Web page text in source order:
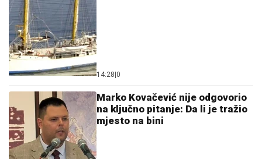
14:28|0
Marko Kovačević nije odgovorio
na ključno pitanje: Da li je tražio
mjesto na bini